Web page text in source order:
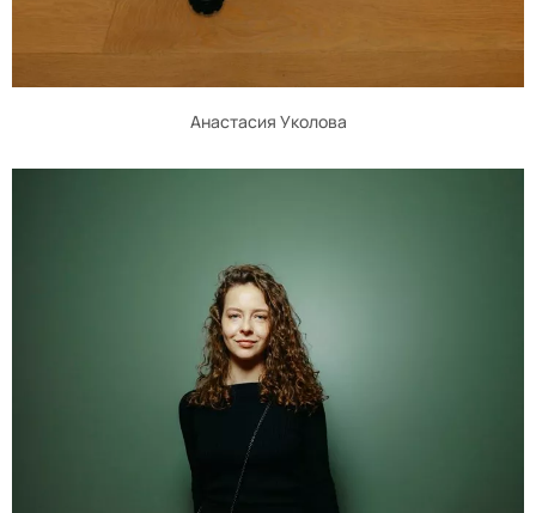
Анастасия Уколова